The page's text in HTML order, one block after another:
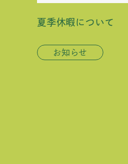
夏季休暇について
お知らせ